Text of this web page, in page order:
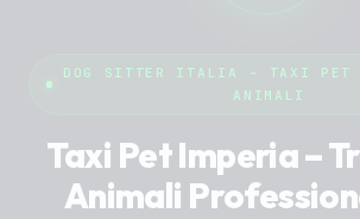
DOG SITTER ITALIA - TAXI PET &
ANIMALI
Taxi Pet Imperia –
Animali